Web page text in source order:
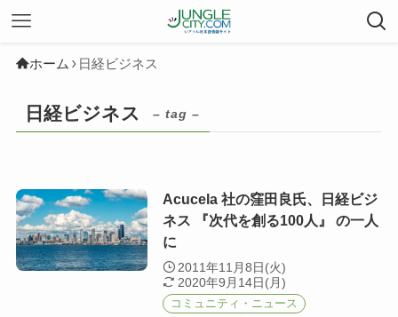
ホーム 日経ビジネス
日経ビジネス – tag –
Acucela 社の窪田良氏、日経ビジ
ネス 『次代を創る100人』 の一人
に
2011年11月8日(火)
2020年9月14日(月)
コミュニティ・ニュース